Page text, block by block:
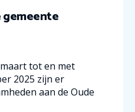
gemeente
tot en met
2025 zijn er
aan de Oude